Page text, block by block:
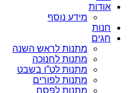
אודות
מידע נוסף
חנות
חגים
מתנות לראש השנה
מתנות לחנוכה
מתנות לט”ו בשבט
מתנות לפורים
מתנות לפסח